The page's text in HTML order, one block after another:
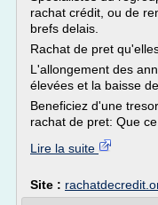
rachat crédit, ou de
brefs delais.
Rachat de pret
L'allongement des
élevées et la baisse
Beneficiez d'une
rachat de pret: Que
Lire la suite
Site :